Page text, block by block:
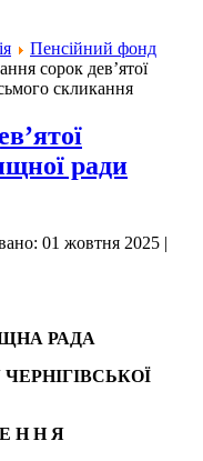
Пенсійний фонд
сорок дев’ятої
скликання
ради
01 жовтня 2025 |
РАДА
ННЯ